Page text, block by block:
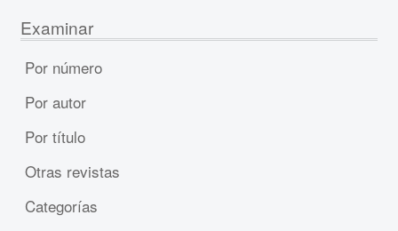
Examinar
Por número
Por autor
Por título
Otras revistas
Categorías